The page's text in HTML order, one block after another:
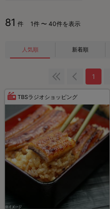
81 件 1件 〜 40件を表示
人気順 新着順
1
TBSラジオショッピング